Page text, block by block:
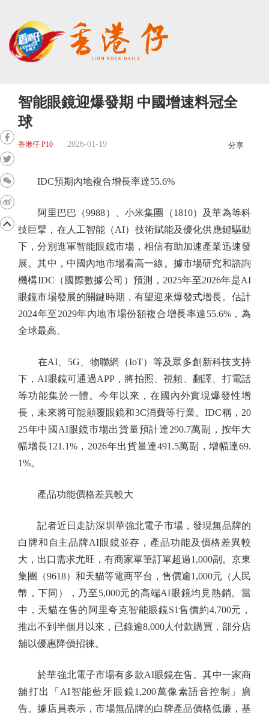
智能眼鏡迎爆發期 中國增速料冠全
球
香港仔 P10 2026-01-19 分享
IDC預期內地複合增長率達55.6%
阿里巴巴（9988）、小米集團（1810）及華為等科
技巨擘，在人工智能（AI）技術賦能及優化供應鏈驅動
下，分別進軍智能眼鏡市場，相信有助加速產業迅速發
展。其中，中國內地市場看高一線。據市場研究和諮詢
機構IDC（國際數據公司）預測，2025年至2026年是AI
眼鏡市場發展的關鍵時期，有望迎來爆發式增長。估計
2024年至2029年內地市場份額複合增長率達55.6%，為
全球最高。
在AI、5G、物聯網（IoT）等及眾多創新科技支持
下，AI眼鏡可通過APP，將拍照、視頻、翻譯、打電話
等功能集於一體。今年以來，在國內外實現爆發性增
長，未來將可能顛覆眼鏡和3C消費等行業。IDC稱，20
25年中國AI眼鏡市場出貨量預計達290.7萬副，按年大
幅增長121.1%，2026年出貨量達491.5萬副，增幅達69.
1%。
產品功能價格差異較大
記者近日走訪深圳華強北電子市場，發現無品牌的
白牌和自主品牌AI眼鏡並存，產品功能及價格差異較
大，出口需求尤旺，有商家單筆訂單超過1,000副。京東
集團（9618）和天貓等電商平台，售價逾1,000元（人民
幣，下同），乃至5,000元的高端AI眼鏡均見熱銷。當
中，天貓在售的阿里夸克智能眼鏡S1售價約4,700元，
推出不到半個月以來，已錄逾8,000人付款購買，部分店
舖以優惠降價招徠。
於華強北電子市場有多款AI眼鏡在售。其中一家商
舖打出「AI智能藍牙眼鏡1,200萬像素語音控制」廣
告。據店員表示，市場無品牌的白牌產品價格低廉，基